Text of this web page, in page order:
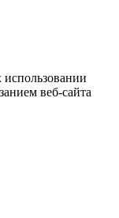
веб-сайта